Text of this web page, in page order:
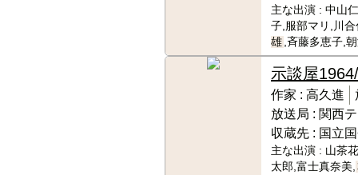
主な出演 : 中山
子,服部マリ,川
雄 ,斉藤多恵子,
示談屋
作家 : 高久進
放送局 : 関西
収蔵先 : 国立
主な出演 : 山茶
太郎,富士真奈美,